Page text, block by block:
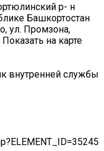
р- н
Башкортостан
ул. Промзона,
на карте
внутренней службы